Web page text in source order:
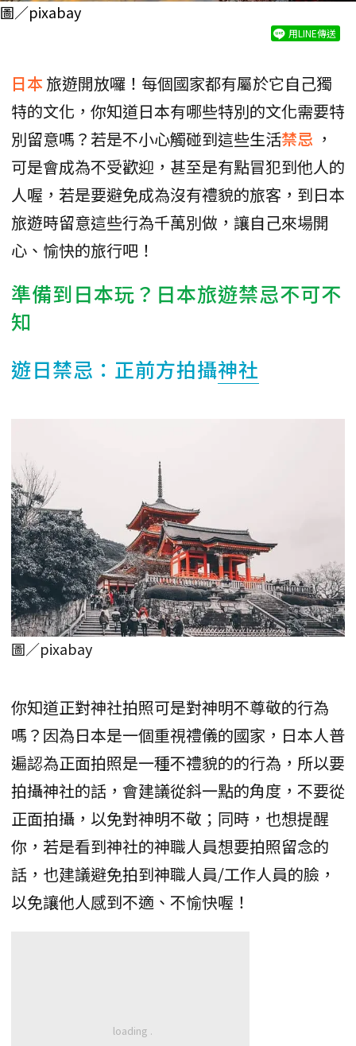
圖／pixabay
用LINE傳送
日本旅遊開放囉！每個國家都有屬於它自己獨
特的文化，你知道日本有哪些特別的文化需要特
別留意嗎？若是不小心觸碰到這些生活禁忌 ，
可是會成為不受歡迎，甚至是有點冒犯到他人的
人喔，若是要避免成為沒有禮貌的旅客，到日本
旅遊時留意這些行為千萬別做，讓自己來場開
心、愉快的旅行吧！
準備到日本玩？日本旅遊禁忌不可不
知
遊日禁忌：正前方拍攝神社
圖／pixabay
你知道正對神社拍照可是對神明不尊敬的行為
嗎？因為日本是一個重視禮儀的國家，日本人普
遍認為正面拍照是一種不禮貌的的行為，所以要
拍攝神社的話，會建議從斜一點的角度，不要從
正面拍攝，以免對神明不敬；同時，也想提醒
你，若是看到神社的神職人員想要拍照留念的
話，也建議避免拍到神職人員/工作人員的臉，
以免讓他人感到不適、不愉快喔！